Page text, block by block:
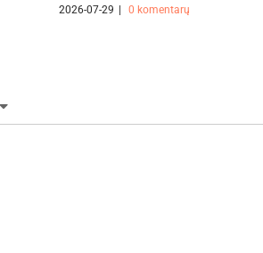
2026-07-29 0 komentarų